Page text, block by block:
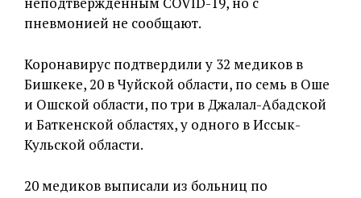
пневмонией не сообщают.
Коронавирус подтвердили у 32 медиков в
Бишкеке, 20 в Чуйской области, по семь в Оше
и Ошской области, по три в Джалал-Абадской
и Баткенской областях, у одного в Иссык-
Кульской области.
20 медиков выписали из больниц по